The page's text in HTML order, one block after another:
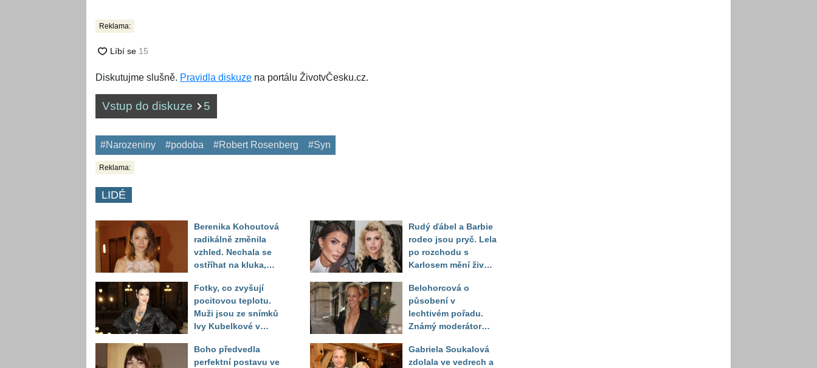
Reklama:
Diskutujme slušně. Pravidla diskuze na portálu ŽivotvČesku.cz.
Vstup do diskuze 5
#Narozeniny #podoba #Robert Rosenberg #Syn
Reklama:
LIDÉ
Berenika Kohoutová
radikálně změnila
vzhled. Nechala se
ostříhat na kluka,
překvapily
Fotky, co zvyšují
pocitovou teplotu.
Muži jsou ze snímků
Ivy Kubelkové v
Boho předvedla
perfektní postavu ve
Rudý ďábel a Barbie
rodeo jsou pryč. Lela
po rozchodu s
Karlosem mění život i
Sandeva
Belohorcová o
působení v
lechtivém pořadu.
Známý moderátor
sledoval pod dekou
Gabriela Soukalová
zdolala ve vedrech a